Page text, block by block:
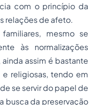
com o princípio da
relações de afeto.
mesmo se
às normalizações
assim é bastante
religiosas, tendo em
se servir do papel de
busca da preservação